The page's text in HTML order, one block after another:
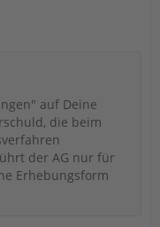
auf Deine
die beim
der AG nur für
Erhebungsform